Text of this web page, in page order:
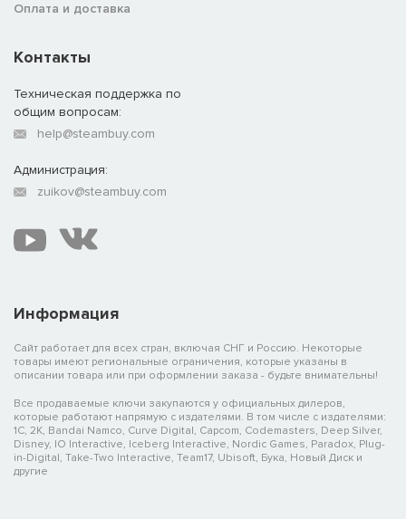
Оплата и доставка
Информация
Сайт работает для всех стран, включая СНГ и Россию. Некоторые
товары имеют региональные ограничения, которые указаны в
описании товара или при оформлении заказа - будьте внимательны!
Все продаваемые ключи закупаются у официальных дилеров,
которые работают напрямую с издателями. В том числе с издателями:
1C, 2K, Bandai Namco, Curve Digital, Capcom, Codemasters, Deep Silver,
Disney, IO Interactive, Iceberg Interactive, Nordic Games, Paradox, Plug-
in-Digital, Take-Two Interactive, Team17, Ubisoft, Бука, Новый Диск и
другие
Контакты
Техническая поддержка по
общим вопросам:
help@steambuy.com
Администрация:
zuikov@steambuy.com